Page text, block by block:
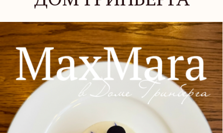
нашим новым десертом, который
кулинарии и элегантность моды. Нежный
бисквит, пропитанный насыщенной
ежевичной начинкой, в сочетании с легким
сметанным кремом создают гармонию,
способную поразить даже самых
взыскательных гурманов.
Эта сладкая коллаборация с брендом
«Weekend MaxMara» - ваш шанс не только